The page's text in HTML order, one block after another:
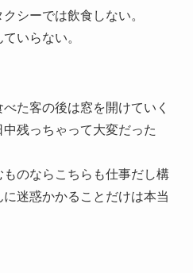
シーでは飲食しない。
いらない。
た客の後は窓を開けていく
残っちゃって大変だった
のならこちらも仕事だし構
迷惑かかることだけは本当